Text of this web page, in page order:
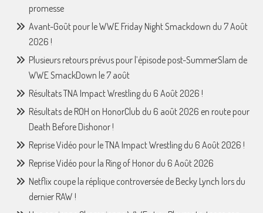
promesse
Avant-Goût pour le WWE Friday Night Smackdown du 7 Août
2026 !
Plusieurs retours prévus pour l’épisode post-SummerSlam de
WWE SmackDown le 7 août
Résultats TNA Impact Wrestling du 6 Août 2026 !
Résultats de ROH on HonorClub du 6 août 2026 en route pour
Death Before Dishonor !
Reprise Vidéo pour le TNA Impact Wrestling du 6 Août 2026 !
Reprise Vidéo pour la Ring of Honor du 6 Août 2026
Netflix coupe la réplique controversée de Becky Lynch lors du
dernier RAW !